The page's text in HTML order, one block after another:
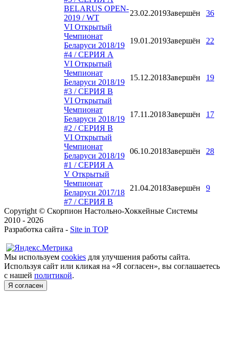
BELARUS OPEN-
2019 / WT
23.02.2019Завершён
36
VI Открытый
Чемпионат
Беларуси 2018/19
#4 / СЕРИЯ А
19.01.2019Завершён 22
VI Открытый
Чемпионат
Беларуси 2018/19
#3 / СЕРИЯ В
15.12.2018Завершён 19
VI Открытый
Чемпионат
Беларуси 2018/19
#2 / СЕРИЯ B
17.11.2018Завершён 17
VI Открытый
Чемпионат
Беларуси 2018/19
#1 / СЕРИЯ А
06.10.2018Завершён 28
V Открытый
Чемпионат
Беларуси 2017/18
#7 / СЕРИЯ В
21.04.2018Завершён 9
Copyright © Скорпион Настольно-Хоккейные Системы
2010 - 2026
Разработка сайта - Site in TOP
Мы используем cookies для улучшения работы сайта.
Используя сайт или кликая на «Я согласен», вы соглашаетесь
с нашей политикой.
Я согласен